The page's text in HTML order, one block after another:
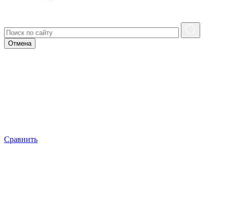
Отмена
Сравнить